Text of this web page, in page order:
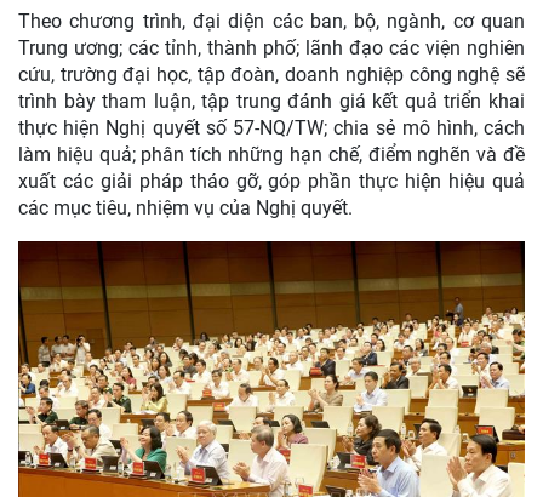
Theo chương trình, đại diện các ban, bộ, ngành, cơ quan
Trung ương; các tỉnh, thành phố; lãnh đạo các viện nghiên
cứu, trường đại học, tập đoàn, doanh nghiệp công nghệ sẽ
trình bày tham luận, tập trung đánh giá kết quả triển khai
thực hiện Nghị quyết số 57-NQ/TW; chia sẻ mô hình, cách
làm hiệu quả; phân tích những hạn chế, điểm nghẽn và đề
xuất các giải pháp tháo gỡ, góp phần thực hiện hiệu quả
các mục tiêu, nhiệm vụ của Nghị quyết.